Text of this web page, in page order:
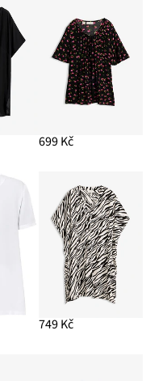
699 Kč
749 Kč